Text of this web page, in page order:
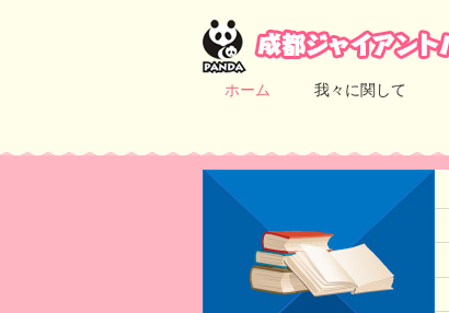
ホーム 我々に関して